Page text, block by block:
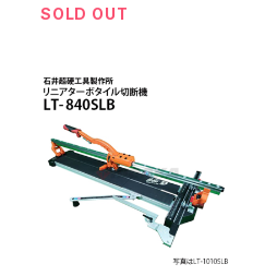
ーボ 手動タイル切断機 LT-
メーカー直送≫
SOLD OUT